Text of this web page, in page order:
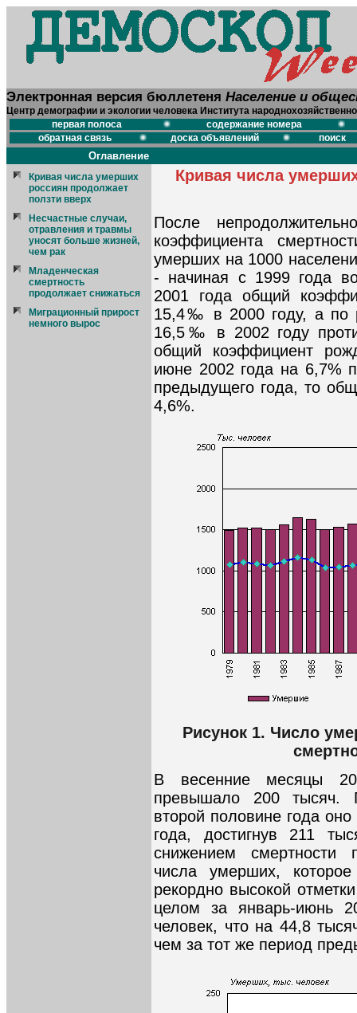
Электронная версия бюллетеня Население и
Центр демографии и экологии человека Института
первая полоса
содержание номера
обратная связь
доска объявлений поиск
Оглавление
Кривая числа умерших
россиян продолжает
ползти вверх
Несчастные случаи,
отравления и травмы
уносят больше жизней,
чем рак
Младенческая
смертность
продолжает снижаться
Миграционный прирост
немного вырос
Кривая числа
После
коэффициента
умерших на 1000
- начиная с 1999 года
2001 года общий
15,4‰ в 2000 году, а по
16,5‰ в 2002 году
общий коэффициент
июне 2002 года на 6,7%
предыдущего года, то
4,6%.
Рисунок 1. Число
В весенние месяцы
превышало 200 тысяч.
второй половине года
года, достигнув 211
снижением смертности
числа умерших,
рекордно высокой
целом за январь-июнь
человек, что на 44,8
чем за тот же период